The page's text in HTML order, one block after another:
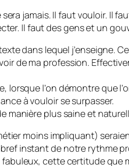
jamais. Il faut vouloir. Il
Il faut des gens et un
dans lequel j’enseigne.
de ma profession.
lorsque l’on démontre que
à vouloir se surpasser.
manière plus saine et
moins impliquant)
instant de notre rythme
cette certitude